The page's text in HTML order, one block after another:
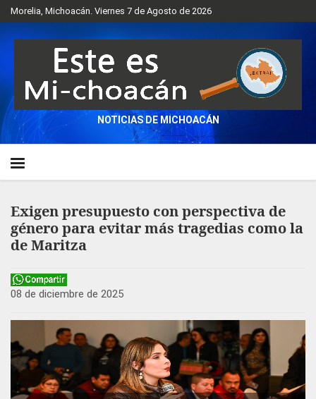
Morelia, Michoacán. Viernes 7 de Agosto de 2026
NOTICIAS DE MICHOACÁN
Exigen presupuesto con perspectiva de
género para evitar más tragedias como la
de Maritza
08 de diciembre de 2025